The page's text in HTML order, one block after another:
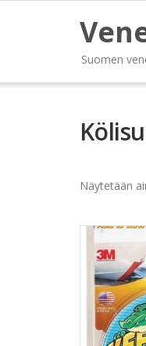
Suomen
Näytetään